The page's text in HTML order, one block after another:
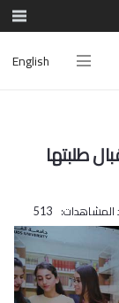
English
طلبتها
المشاهدات: 513